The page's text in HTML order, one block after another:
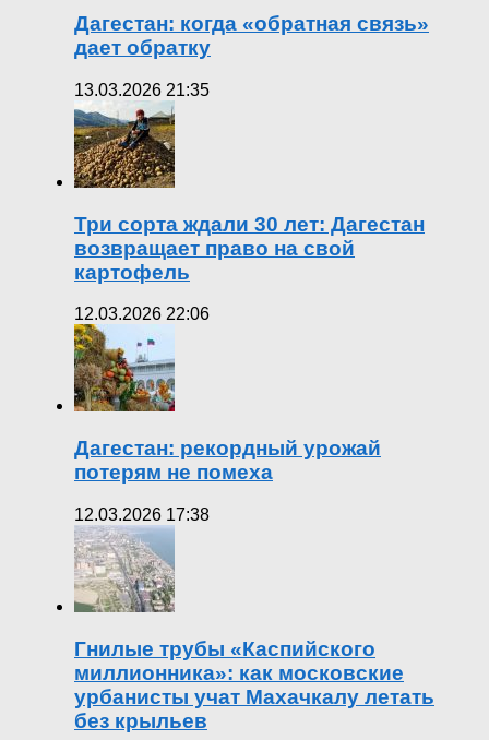
Дагестан: когда «обратная связь»
дает обратку
13.03.2026 21:35
Три сорта ждали 30 лет: Дагестан
возвращает право на свой
картофель
12.03.2026 22:06
Дагестан: рекордный урожай
потерям не помеха
12.03.2026 17:38
Гнилые трубы «Каспийского
миллионника»: как московские
урбанисты учат Махачкалу летать
без крыльев